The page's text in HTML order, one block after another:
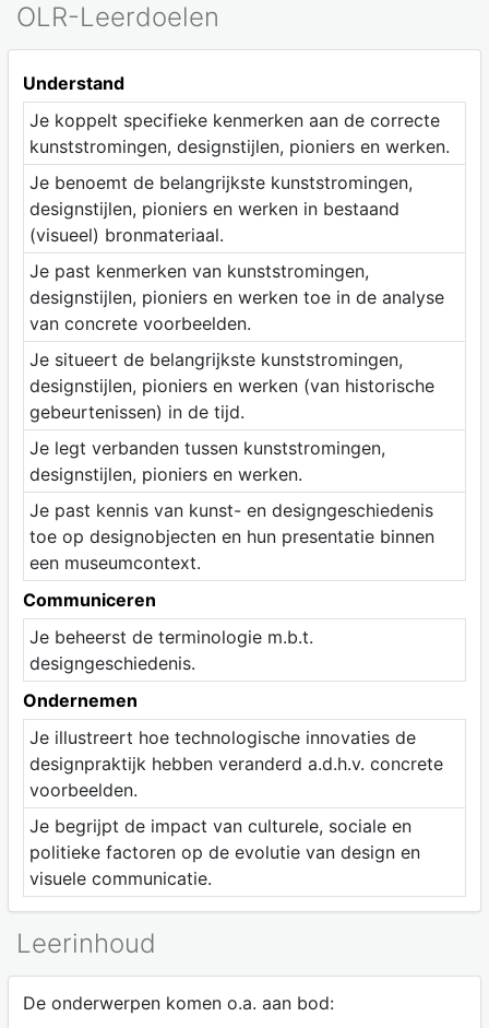
OLR-Leerdoelen
Understand
Je koppelt specifieke kenmerken aan de correcte
kunststromingen, designstijlen, pioniers en werken.
Je benoemt de belangrijkste kunststromingen,
designstijlen, pioniers en werken in bestaand
(visueel) bronmateriaal.
Je past kenmerken van kunststromingen,
designstijlen, pioniers en werken toe in de analyse
van concrete voorbeelden.
Je situeert de belangrijkste kunststromingen,
designstijlen, pioniers en werken (van historische
gebeurtenissen) in de tijd.
Je legt verbanden tussen kunststromingen,
designstijlen, pioniers en werken.
Je past kennis van kunst- en designgeschiedenis
toe op designobjecten en hun presentatie binnen
een museumcontext.
Communiceren
Je beheerst de terminologie m.b.t.
designgeschiedenis.
Ondernemen
Je illustreert hoe technologische innovaties de
designpraktijk hebben veranderd a.d.h.v. concrete
voorbeelden.
Je begrijpt de impact van culturele, sociale en
politieke factoren op de evolutie van design en
visuele communicatie.
Leerinhoud
De onderwerpen komen o.a. aan bod: